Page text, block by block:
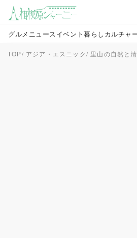
グルメ ニュース イベント暮らし カルチャ
TOP アジア・エスニック 里山の自然と